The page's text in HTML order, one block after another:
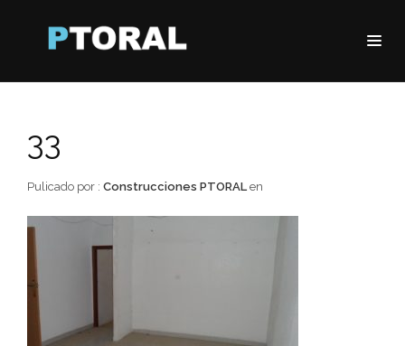
33
Pulicado por : Construcciones PTORAL en